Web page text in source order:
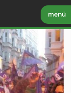
menü